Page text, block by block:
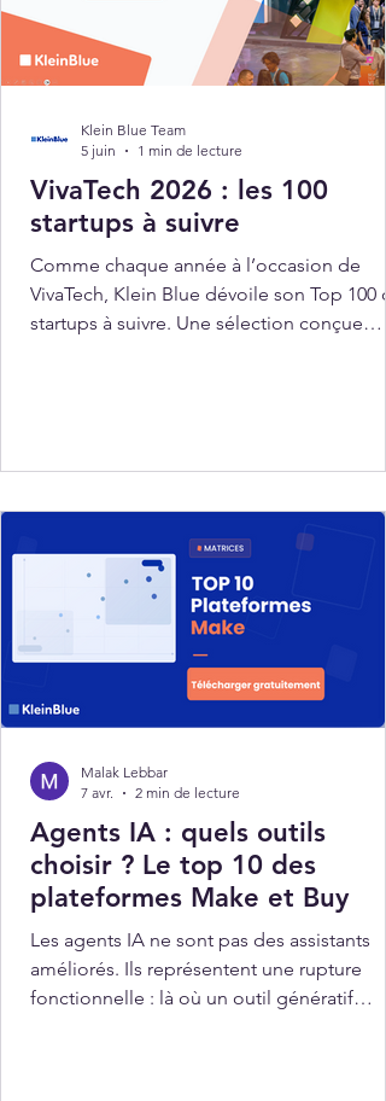
VivaTech 2026 : les 100
startups à suivre
Comme chaque année à l’occasion de
VivaTech, Klein Blue dévoile son Top 100
startups à suivre. Une sélection conçue
Klein Blue Team
5 juin
1 min de lecture
Agents IA : quels outils
choisir ? Le top 10 des
plateformes Make et Buy
Les agents IA ne sont pas des assistants
améliorés. Ils représentent une rupture
fonctionnelle : là où un outil génératif
Malak Lebbar
7 avr.
2 min de lecture